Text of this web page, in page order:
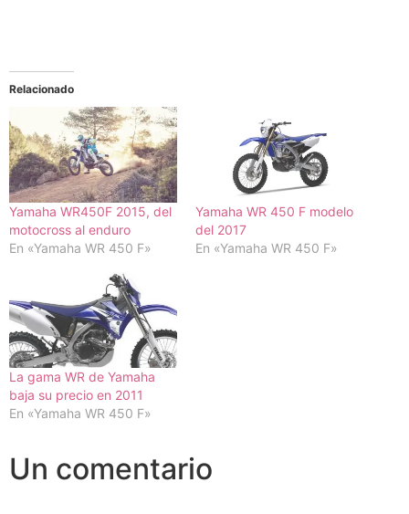
Relacionado
Yamaha WR450F 2015, del
motocross al enduro
En «Yamaha WR 450 F»
Yamaha WR 450 F modelo
del 2017
En «Yamaha WR 450 F»
La gama WR de Yamaha
baja su precio en 2011
En «Yamaha WR 450 F»
Un comentario